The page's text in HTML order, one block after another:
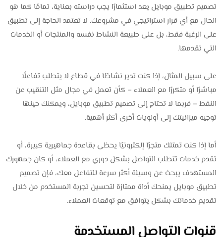
تصميم تطبيق موبايل يعد استثمارًا يجب دراسته بعناية، تمامًا كما هو
الحال مع أي قرار استراتيجي في مشروعك. لا تعتمد الحاجة إلى تطبيق
على الرغبة فقط، بل على طبيعة النشاط نفسه والمنتجات أو الخدمات
التي تقدمها.
على سبيل المثال، إذا كنت تدير نشاطًا في قطاع لا يتطلب تفاعلًا
مباشرًا أو متكررًا مع العملاء – كأن تعمل في مجال مثل التنقيب عن
النفط – فربما لا تحتاج إلى تصميم تطبيق موبايل، ويمكنك حينها
توجيه ميزانيتك إلى أولويات أخرى أكثر أهمية.
أما إذا كنت تمتلك متجرًا إلكترونيًا يحظى بقاعدة جماهيرية كبيرة، أو
تقدم خدمات تتطلب التواصل بشكل دوري مع العملاء، أو كان جمهورك
المستهدف يبحث عن وسيلة أكثر سرعة للتفاعل معك، فإن تصميم
تطبيق موبايل يمنحك أداة ممتازة لتحسين تجربة المستخدم من خلال
تقديم خدماتك بشكل يتوافق مع توقعات العملاء.
قنوات التواصل المستخدمة